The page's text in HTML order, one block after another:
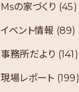
Msの家づくり (45)
イベント情報 (89)
事務所だより (141)
現場レポート (199)